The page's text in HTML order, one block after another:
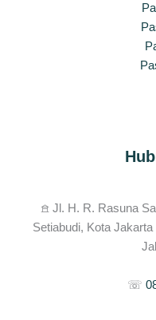
𖠿 Jl. H. R. Rasuna
Setiabudi, Kota
☏